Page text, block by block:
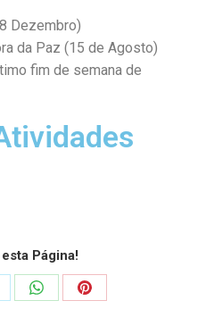
Dezembro)
da Paz (15 de Agosto)
fim de semana de
Página!